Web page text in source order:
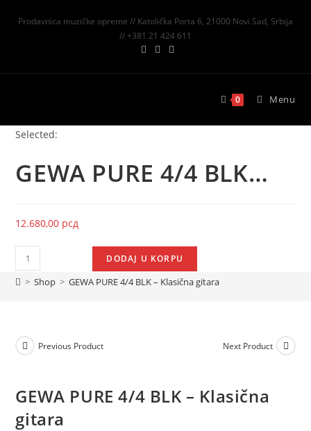
Prodavnica muzičke opreme // Katolička Porta 6, 21000 Novi Sad, Srbija
// +381 21 424 611
0 Menu
Selected:
GEWA PURE 4/4 BLK…
12.680,00 рсд
DODAJ U KORPU
> Shop > GEWA PURE 4/4 BLK – Klasična gitara
Previous Product Next Product
GEWA PURE 4/4 BLK – Klasična
gitara